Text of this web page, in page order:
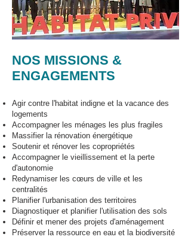
NOS MISSIONS &
ENGAGEMENTS
Agir contre l'habitat indigne et la vacance des
logements
Accompagner les ménages les plus fragiles
Massifier la rénovation énergétique
Soutenir et rénover les copropriétés
Accompagner le vieillissement et la perte
d'autonomie
Redynamiser les cœurs de ville et les
centralités
Planifier l'urbanisation des territoires
Diagnostiquer et planifier l'utilisation des sols
Définir et mener des projets d'aménagement
Préserver la ressource en eau et la biodiversité